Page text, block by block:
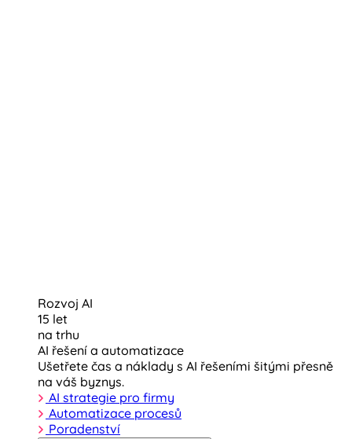
Rozvoj AI
15 let
na trhu
AI řešení a automatizace
Ušetřete čas a náklady s AI řešeními šitými přesně
na váš byznys.
AI strategie pro firmy
Automatizace procesů
Poradenství